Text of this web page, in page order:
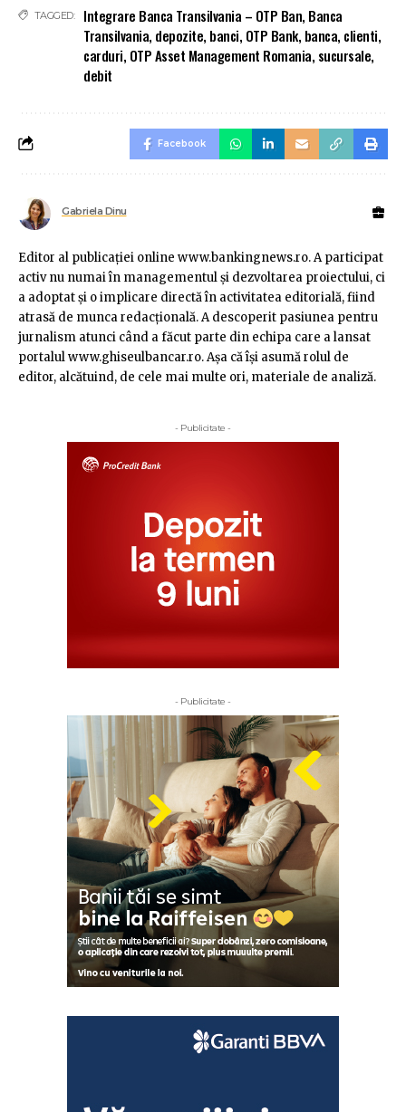
TAGGED: Integrare Banca Transilvania – OTP Ban, Banca
Transilvania, depozite, banci, OTP Bank, banca, clienti,
carduri, OTP Asset Management Romania, sucursale,
debit
Facebook
Gabriela Dinu
Editor al publicaţiei online www.bankingnews.ro. A participat
activ nu numai în managementul şi dezvoltarea proiectului, ci
a adoptat şi o implicare directă în activitatea editorială, fiind
atrasă de munca redacţională. A descoperit pasiunea pentru
jurnalism atunci când a făcut parte din echipa care a lansat
portalul www.ghiseulbancar.ro. Așa că îşi asumă rolul de
editor, alcătuind, de cele mai multe ori, materiale de analiză.
- Publicitate -
- Publicitate -